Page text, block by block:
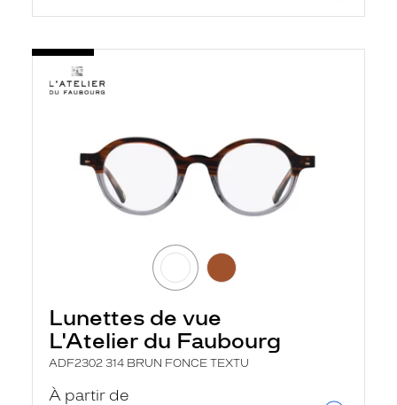
Lunettes de vue
L'Atelier du Faubourg
ADF2302 314 BRUN FONCE TEXTU
À partir de